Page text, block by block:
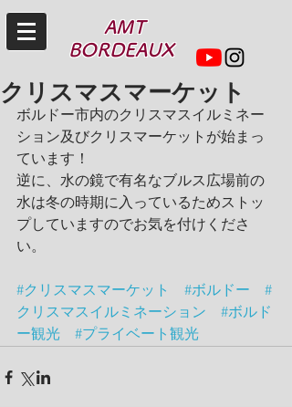
AMT
BORDEAUX
クリスマスマーケット
ボルドー市内のクリスマスイルミネー
ション及びクリスマーケットが始まっ
ています！
逆に、水の鏡で有名なブルス広場前の
水は冬の時期に入っているためストッ
プしていますのでお気を付けくださ
い。
#クリスマスマーケット #ボルドー
#
クリスマスイルミネーション
#ボルド
ー観光
#プライベート観光